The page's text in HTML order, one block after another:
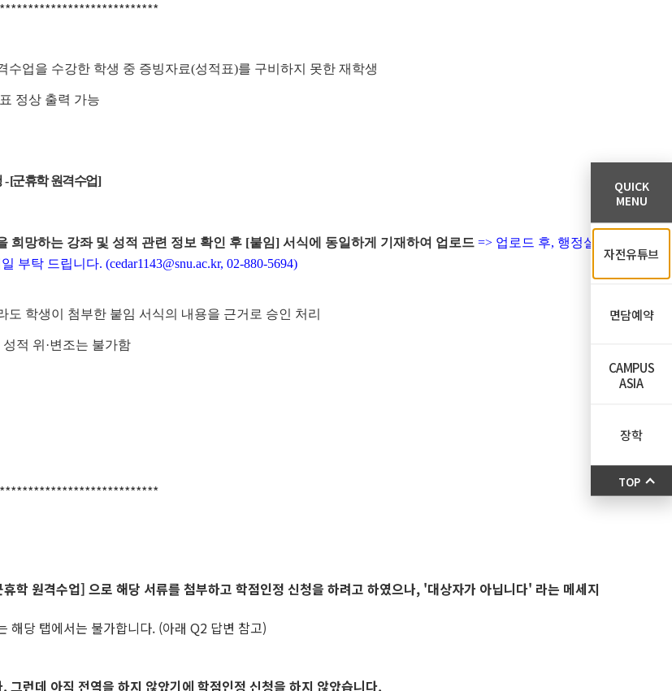
업을 수강한 학생 중 증빙자료(성적표)를 구비하지 못한 재학생
정상 출력 가능
- [군휴학 원격수업]
희망하는 강좌 및 성적 관련 정보 확인 후 [붙임] 서식에 동일하게 기재하여 업로드 => 업로드 후, 행정실
탁 드립니다. (cedar1143@snu.ac.kr, 02-880-5694)
학생이 첨부한 붙임 서식의 내용을 근거로 승인 처리
적 위·변조는 불가함
원격수업] 으로 해당 서류를 첨부하고 학점인정 신청을 하려고 하였으나, '대상자가 아닙니다' 라는 메세지
해당 탭에서는 불가합니다. (아래 Q2 답변 참고)
런데 아직 전역을 하지 않았기에 학점인정 신청을 하지 않았습니다.
QUICK
MENU
자전유튜브
면담예약
CAMPUS
ASIA
장학
TOP